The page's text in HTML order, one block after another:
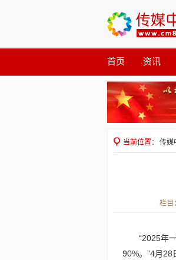
首页 资讯
观察 公益
当前位置： 传媒
栏
“2025年
90%。”4月28